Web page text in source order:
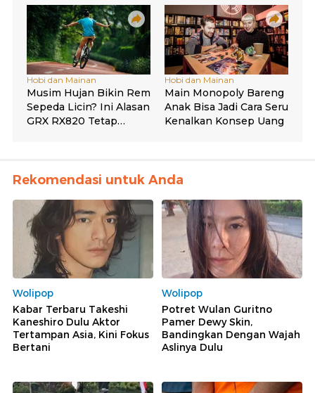
Rekomendasi untuk Anda
Wolipop
Kabar Terbaru Takeshi
Kaneshiro Dulu Aktor
Tertampan Asia, Kini Fokus
Bertani
Wolipop
Potret Wulan Guritno
Pamer Dewy Skin,
Bandingkan Dengan Wajah
Aslinya Dulu